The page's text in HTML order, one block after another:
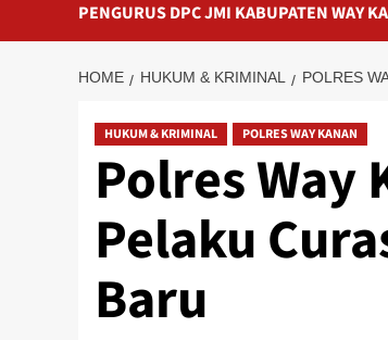
PENGURUS DPC JMI KABUPATEN WAY
HOME HUKUM & KRIMINAL POLRES
HUKUM & KRIMINAL POLRES WAY KANAN
Polres Way
Pelaku
Baru